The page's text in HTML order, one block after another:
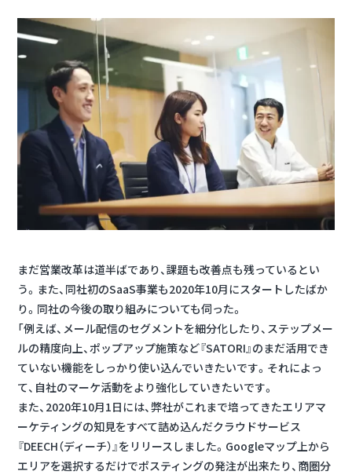
まだ営業改革は道半ばであり、課題も改善点も残っているとい
う。また、同社初のSaaS事業も2020年10月にスタートしたばか
り。同社の今後の取り組みについても伺った。
「例えば、メール配信のセグメントを細分化したり、ステップメー
ルの精度向上、ポップアップ施策など『SATORI』のまだ活用でき
ていない機能をしっかり使い込んでいきたいです。それによっ
て、自社のマーケ活動をより強化していきたいです。
また、2020年10月1日には、弊社がこれまで培ってきたエリアマ
ーケティングの知見をすべて詰め込んだクラウドサービス
『DEECH（ディーチ）』をリリースしました。Googleマップ上から
エリアを選択するだけでポスティングの発注が出来たり、商圏分